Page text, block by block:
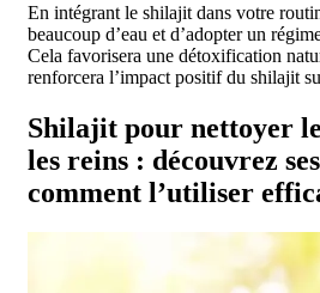
En intégrant le shilajit dans votre
beaucoup d’eau et d’adopter un
Cela favorisera une détoxification
renforcera l’impact positif du shilajit
Shilajit pour nettoyer
les reins : découvrez
comment l’utiliser